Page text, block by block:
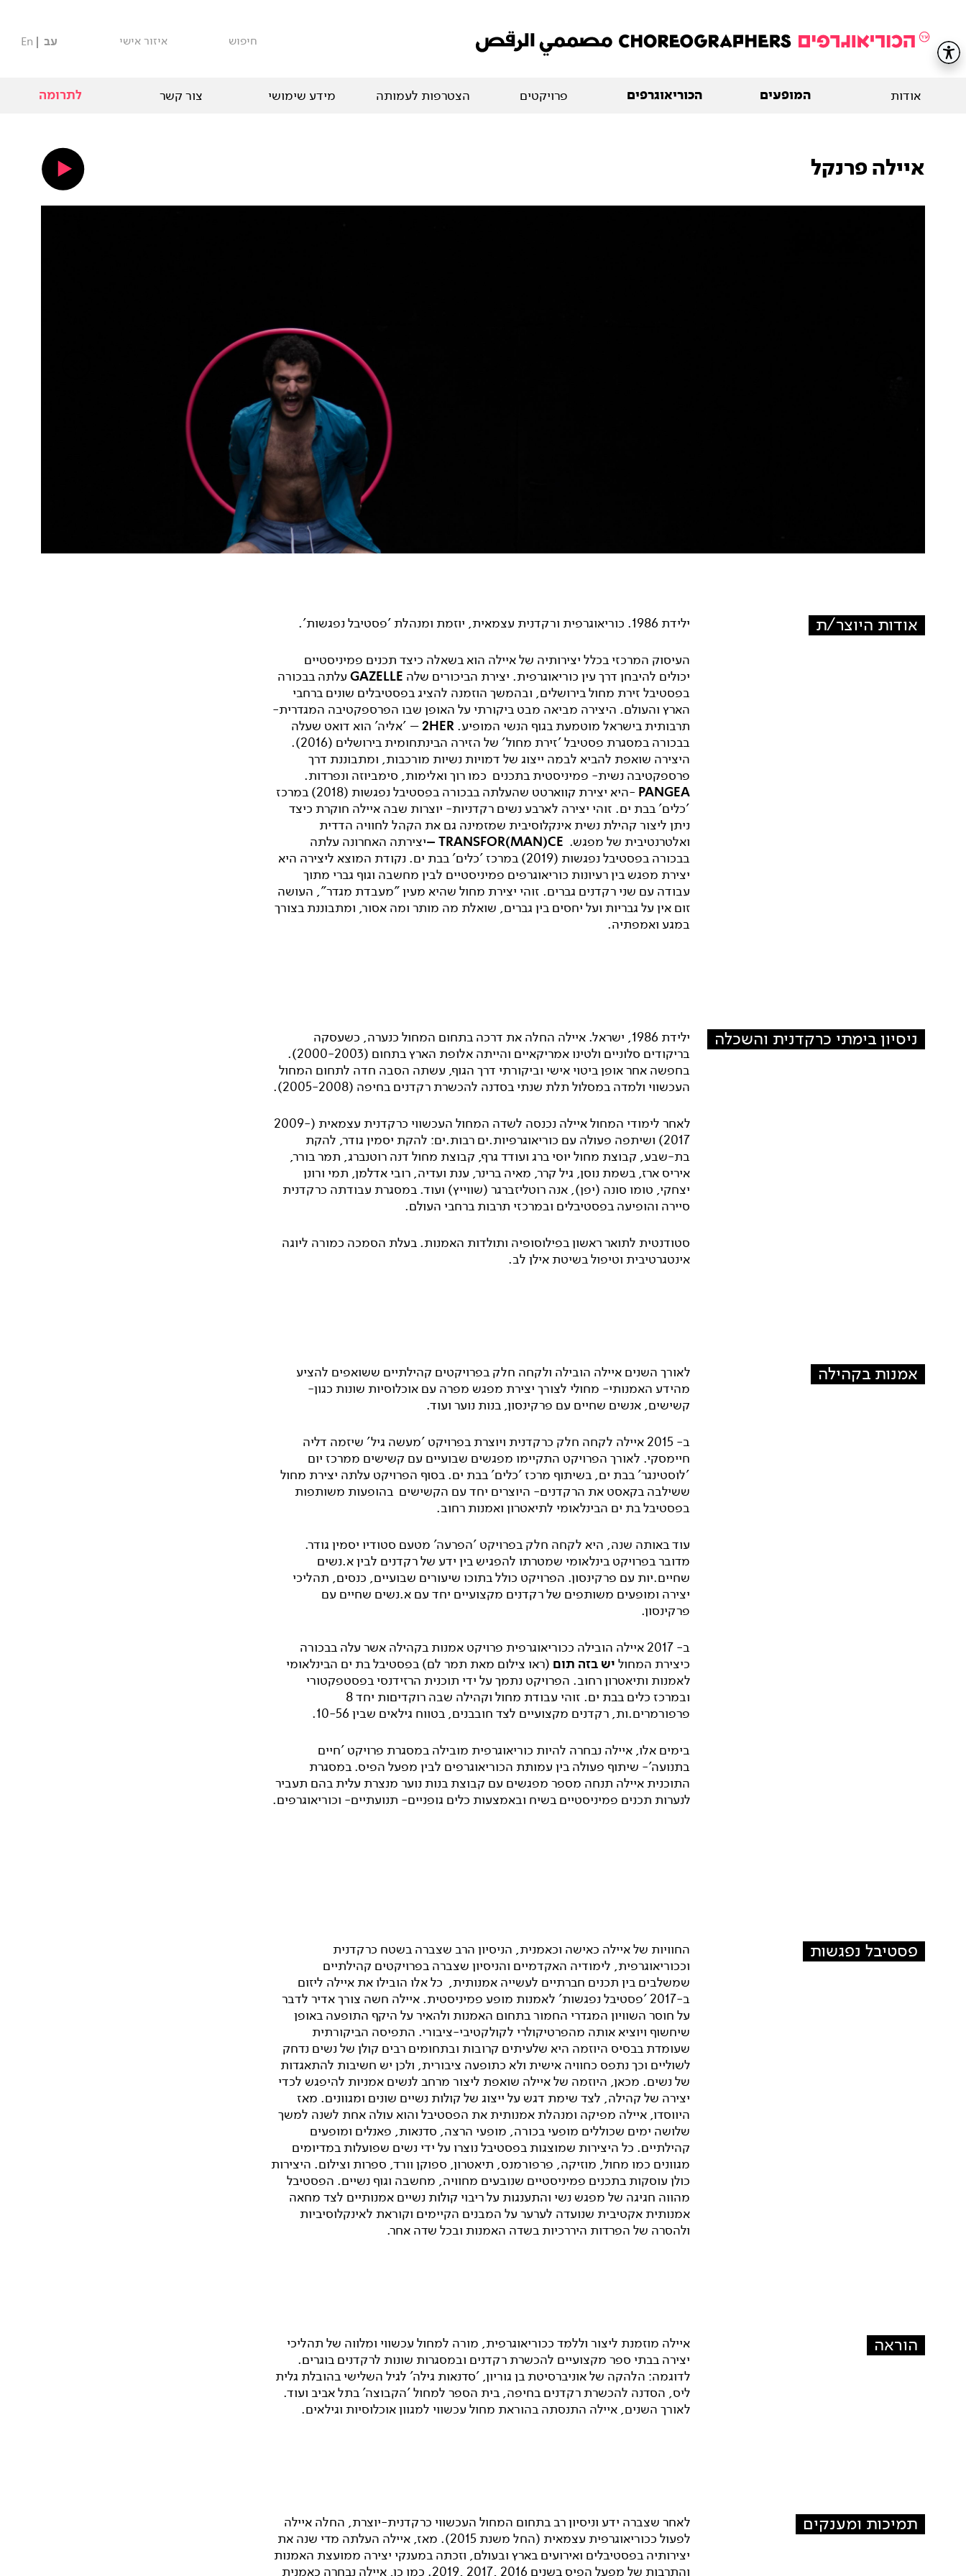
חיפוש איזור אישי עב En
אודות המופעים הכוריאוגרפים פרויקטים הצטרפות לעמותה מידע שימושי צור קשר לתרומה
איילה פרנקל
אודות היוצר/ת ילידת 1986. כוריאוגרפית ורקדנית עצמאית, יוזמת ומנהלת 'פסטיבל נפגשות'.
העיסוק המרכזי בכלל יצירותיה של איילה הוא בשאלה כיצד תכנים פמיניסטיים
יכולים להיבחן דרך עין כוריאוגרפית. יצירת הביכורים שלה GAZELLE עלתה בבכורה
בפסטיבל זירת מחול בירושלים, ובהמשך הוזמנה להציג בפסטיבלים שונים ברחבי
הארץ והעולם. היצירה מביאה מבט ביקורתי על האופן שבו הפרספקטיבה המגדרית-
תרבותית בישראל מוטמעת בגוף הנשי המופיע. 2HER– 'אליה' הוא דואט שעלה
בבכורה במסגרת פסטיבל 'זירת מחול' של הזירה הבינתחומית בירושלים
(2016).
היצירה שואפת להביא לבמה ייצוג של דמויות נשיות מורכבות, ומתבוננת דרך
פרספקטיבה נשית- פמיניסטית בתכנים כמו רוך ואלימות, סימביוזה ונפרדות.
PANGEA
-היא יצירת קווארטט שהעלתה בבכורה בפסטיבל נפגשות (2018) במרכז
'כלים' בבת ים. זוהי יצירה לארבע נשים רקדניות- יוצרות שבה איילה חוקרת כיצד
ניתן ליצור קהילת נשית אינקלוסיבית שמזמינה גם את הקהל לחוויה הדדית
ואלטרנטיבית של מפגש.
יצירתה האחרונה עלתה
בבכורה בפסטיבל נפגשות (2019) במרכז 'כלים' בבת ים. נקודת המוצא ליצירה היא
יצירת מפגש בין רעיונות כוריאוגרפים פמיניסטיים לבין מחשבה וגוף גברי מתוך
עבודה עם שני רקדנים גברים. זוהי יצירת מחול שהיא מעין "מעבדת מגדר", העושה
זום אין על גבריות ועל יחסים בין גברים, שואלת מה מותר ומה אסור, ומתבוננת בצורך
במגע ואמפתיה.
ניסיון בימתי כרקדנית והשכלה
ילידת 1986, ישראל. איילה החלה את דרכה בתחום המחול כנערה, כשעסקה
בריקודים סלוניים ולטינו אמריקאיים והייתה אלופת הארץ בתחום (2000-2003).
בחפשה אחר אופן ביטוי אישי וביקורתי דרך הגוף, עשתה הסבה חדה לתחום המחול
העכשווי ולמדה במסלול תלת שנתי בסדנה להכשרת רקדנים בחיפה (2005-2008).
לאחר לימודי המחול איילה נכנסה לשדה המחול העכשווי כרקדנית עצמאית (2009-
2017) ושיתפה פעולה עם כוריאוגרפיות.ים רבות.ים: להקת יסמין גודר, להקת
בת-שבע, קבוצת מחול יוסי ברג ועודד גרף, קבוצת מחול דנה רוטנברג, תמר בורר,
איריס ארז, בשמת נוסן, גיל קרר, מאיה ברינר, ענת ועדיה, רובי אדלמן, תמי ורונן
יצחקי, טומו סונה (יפן), אנה רוטליזברגר (שווייץ) ועוד. במסגרת עבודתה כרקדנית
סיירה והופיעה בפסטיבלים ובמרכזי תרבות ברחבי העולם.
סטודנטית לתואר ראשון בפילוסופיה ותולדות האמנות. בעלת הסמכה כמורה ליוגה
אינטגרטיבית וטיפול בשיטת אילן לב.
אמנות בקהילה
לאורך השנים איילה הובילה ולקחה חלק בפרויקטים קהילתיים ששואפים להציע
מהידע האמנותי- מחולי לצורך יצירת מפגש מפרה עם אוכלוסיות שונות כגון-
קשישים, אנשים שחיים עם פרקינסון, בנות נוער ועוד.
ב- 2015 איילה לקחה חלק כרקדנית ויוצרת בפרויקט 'מעשה גיל' שיזמה דליה
חיימסקי. לאורך הפרויקט התקיימו מפגשים שבועיים עם קשישים ממרכז יום
'לוסטינגר' בבת ים, בשיתוף מרכז 'כלים' בבת ים. בסוף הפרויקט עלתה יצירת מחול
ששילבה בקאסט את הרקדנים- היוצרים יחד עם הקשישים בהופעות משותפות
בפסטיבל בת ים הבינלאומי לתיאטרון ואמנות רחוב.
עוד באותה שנה, היא לקחה חלק בפרויקט 'הפרעה' מטעם סטודיו יסמין גודר.
מדובר בפרויקט בינלאומי שמטרתו להפגיש בין ידע של רקדנים לבין א.נשים
שחיים.יות עם פרקינסון. הפרויקט כולל בתוכו שיעורים שבועיים, כנסים, תהליכי
יצירה ומופעים משותפים של רקדנים מקצועיים יחד עם א.נשים שחיים עם
פרקינסון.
ב- 2017 איילה הובילה ככוריאוגרפית פרויקט אמנות בקהילה אשר עלה בבכורה
כיצירת המחול יש בזה תום (ראו צילום מאת תמר לם) בפסטיבל בת ים הבינלאומי
לאמנות ותיאטרון רחוב. הפרויקט נתמך על ידי תוכנית הרזידנסי בפסטפקטורי
ובמרכז כלים בבת ים. זוהי עבודת מחול וקהילה שבה רוקדיםות יחד 8
פרפורמרים.ות, רקדנים מקצועיים לצד חובבנים, בטווח גילאים שבין 10-56.
בימים אלו, איילה נבחרה להיות כוריאוגרפית מובילה במסגרת פרויקט 'חיים
בתנועה'- שיתוף פעולה בין עמותת הכוריאוגרפים לבין מפעל הפיס. במסגרת
התוכנית איילה תנחה מספר מפגשים עם קבוצת בנות נוער מנצרת עלית בהם תעביר
לנערות תכנים פמיניסטיים בשיח ובאמצעות כלים גופניים- תנועתיים- וכוריאוגרפים.
פסטיבל נפגשות
החוויות של איילה כאישה וכאמנית, הניסיון הרב שצברה בשטח כרקדנית
וככוריאוגרפית, לימודיה האקדמיים והניסיון שצברה בפרויקטים קהילתיים
שמשלבים בין תכנים חברתיים לעשייה אמנותית, כל אלו הובילו את איילה ליזום
ב-2017 'פסטיבל נפגשות' לאמנות מופע פמיניסטית. איילה חשה צורך אדיר לדבר
על חוסר השוויון המגדרי החמור בתחום האמנות ולהאיר על היקף התופעה באופן
שיחשוף ויוציא אותה מהפרטיקולרי לקולקטיבי-ציבורי. התפיסה הביקורתית
שעומדת בבסיס היוזמה היא שלעיתים קרובות ובתחומים רבים קולן של נשים נדחק
לשוליים וכך נתפס כחוויה אישית ולא כתופעה ציבורית, ולכן יש חשיבות להתאגדות
של נשים. מכאן, היוזמה של איילה שואפת ליצור מרחב לנשים אמניות להיפגש לכדי
יצירה של קהילה, לצד שימת דגש על ייצוג של קולות נשיים שונים ומגוונים. מאז
היווסדו, איילה מפיקה ומנהלת אמנותית את הפסטיבל והוא עולה אחת לשנה למשך
שלושה ימים שכוללים מופעי בכורה, מופעי הרצה, סדנאות, פאנלים ומופעים
קהילתיים. כל היצירות שמוצגות בפסטיבל נוצרו על ידי נשים שפועלות במדיומים
מגוונים כמו מחול, מוזיקה, פרפורמנס, תיאטרון, ספוקן וורד, ספרות וצילום. היצירות
כולן עוסקות בתכנים פמיניסטיים שנובעים מחוויה, מחשבה וגוף נשיים. הפסטיבל
מהווה חגיגה של מפגש נשי והתענגות על ריבוי קולות נשיים אמנותיים לצד מחאה
אמנותית אקטיבית שנועדה לערער על המבנים הקיימים וקוראת לאינקלוסיביות
ולהסרה של הפרדות היררכיות בשדה האמנות ובכל שדה אחר.
הוראה
איילה מוזמנת ליצור וללמד ככוריאוגרפית, מורה למחול עכשווי ומלווה של תהליכי
יצירה בבתי ספר מקצועיים להכשרת רקדנים ובמסגרות שונות לרקדנים בוגרים.
לדוגמה: הלהקה של אוניברסיטת בן גוריון, 'סדנאות גילה' לגיל השלישי בהובלת גלית
ליס, הסדנה להכשרת רקדנים בחיפה, בית הספר למחול 'הקבוצה' בתל אביב ועוד.
לאורך השנים, איילה התנסתה בהוראת מחול עכשווי למגוון אוכלוסיות וגילאים.
תמיכות ומענקים
לאחר שצברה ידע וניסיון רב בתחום המחול העכשווי כרקדנית-יוצרת, החלה איילה
לפעול ככוריאוגרפית עצמאית (החל משנת 2015). מאז, איילה העלתה מדי שנה את
יצירותיה בפסטיבלים ואירועים בארץ ובעולם, וזכתה במענקי יצירה ממועצת האמנות
והתרבות של מפעל הפיס בשנים 2016 ,2017 ,2019. כמו כן, איילה נבחרה כאמנית